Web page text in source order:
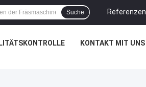
Referenzen
Suche
KONTAKT MIT UNS